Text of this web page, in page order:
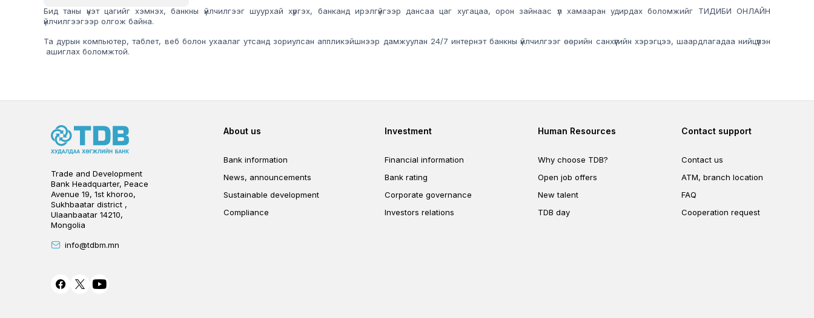
Бид таны үнэт цагийг хэмнэх, банкны үйлчилгээг шуурхай хүргэх, банканд ирэлгүйгээр дансаа цаг хугацаа, орон зайнаас үл хамааран удирдах боломжийг ТИДИБИ ОНЛАЙН
үйлчилгээгээр олгож байна.
Та дурын компьютер, таблет, веб болон ухаалаг утсанд зориулсан аппликэйшнээр дамжуулан 24/7 интернэт банкны үйлчилгээг өөрийн санхүүгийн хэрэгцээ, шаардлагадаа нийцүүлэн
ашиглах боломжтой.
Trade and Development
Bank Headquarter, Peace
Avenue 19, 1st khoroo,
Sukhbaatar district ,
Ulaanbaatar 14210,
Mongolia
info@tdbm.mn
Footer
About us
Bank information
News, announcements
Sustainable development
Compliance
Footer third
Investment
Financial information
Bank rating
Corporate governance
Investors relations
Footer second
Human Resources
Why choose TDB?
Open job offers
New talent
TDB day
Footer fourth
Contact support
Contact us
ATM, branch location
FAQ
Cooperation request